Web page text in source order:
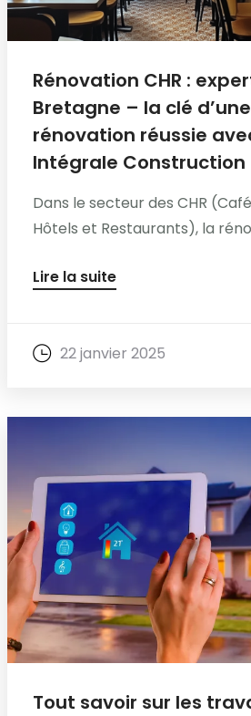
Rénovation CHR :
Bretagne – la clé d’une
rénovation réussie
Intégrale Construction
Dans le secteur des CHR
Hôtels et Restaurants), la
Lire la suite
22 janvier 2025
Tout savoir sur les